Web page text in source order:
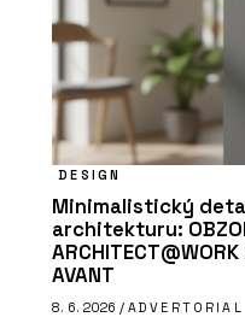
DESIGN
Minimalistický
architekturu:
AVANT
8. 6. 2026 / ADVERTORIAL